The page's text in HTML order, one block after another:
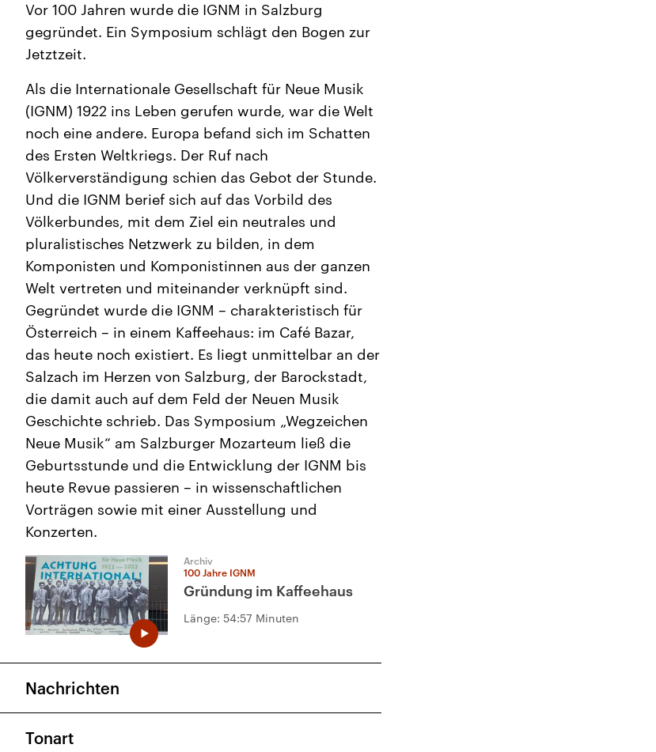
Vor 100 Jahren wurde die IGNM in Salzburg
gegründet. Ein Symposium schlägt den Bogen zur
Jetztzeit.
Als die Internationale Gesellschaft für Neue Musik
(IGNM) 1922 ins Leben gerufen wurde, war die Welt
noch eine andere. Europa befand sich im Schatten
des Ersten Weltkriegs. Der Ruf nach
Völkerverständigung schien das Gebot der Stunde.
Und die IGNM berief sich auf das Vorbild des
Völkerbundes, mit dem Ziel ein neutrales und
pluralistisches Netzwerk zu bilden, in dem
Komponisten und Komponistinnen aus der ganzen
Welt vertreten und miteinander verknüpft sind.
Gegründet wurde die IGNM – charakteristisch für
Österreich – in einem Kaffeehaus: im Café Bazar,
das heute noch existiert. Es liegt unmittelbar an der
Salzach im Herzen von Salzburg, der Barockstadt,
die damit auch auf dem Feld der Neuen Musik
Geschichte schrieb. Das Symposium „Wegzeichen
Neue Musik“ am Salzburger Mozarteum ließ die
Geburtsstunde und die Entwicklung der IGNM bis
heute Revue passieren – in wissenschaftlichen
Vorträgen sowie mit einer Ausstellung und
Konzerten.
Archiv
100 Jahre IGNM
Gründung im Kaffeehaus
Länge: 54:57 Minuten
Nachrichten
Tonart